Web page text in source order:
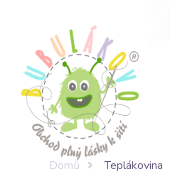
Domů Teplákovina